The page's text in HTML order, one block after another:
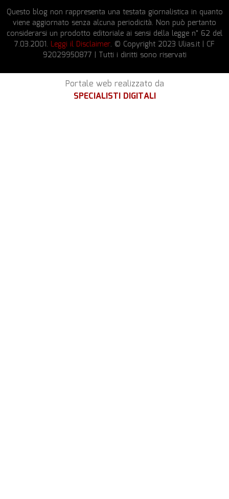
Questo blog non rappresenta una testata giornalistica in quanto
viene aggiornato senza alcuna periodicità. Non può pertanto
considerarsi un prodotto editoriale ai sensi della legge n° 62 del
7.03.2001. Leggi il Disclaimer. © Copyright 2023 Ulias.it | CF
92029950877 | Tutti i diritti sono riservati
Portale web realizzato da
SPECIALISTI DIGITALI